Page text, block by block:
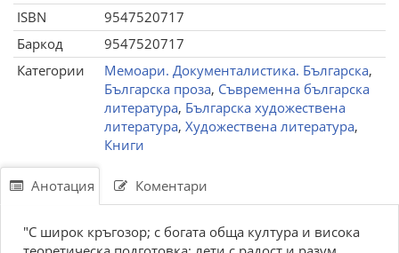
ISBN
9547520717
Баркод
9547520717
Категории
Мемоари. Документалистика. Българска,
Българска проза, Съвременна българска
литература, Българска художествена
литература, Художествена литература,
Книги
Анотация Коментари
"С широк кръгозор; с богата обща култура и висока